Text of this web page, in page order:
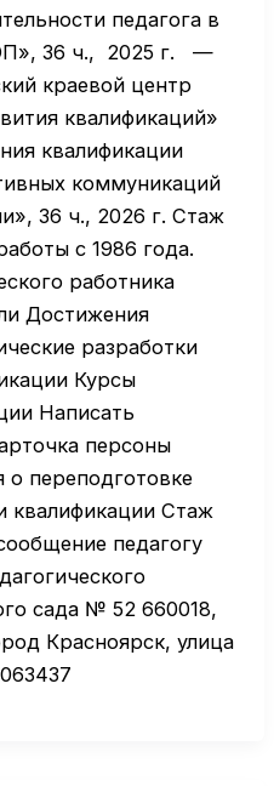
педагога в
36 ч., 2025 г. —
краевой центр
квалификаций»
квалификации
коммуникаций
36 ч., 2026 г. Стаж
с 1986 года.
работника
Достижения
разработки
Курсы
Написать
персоны
о переподготовке
квалификации Стаж
педагогу
сада № 52 660018,
Красноярск, улица